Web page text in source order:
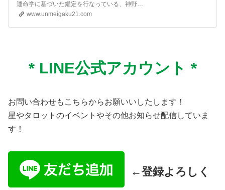
運命学に基づいた鑑定を行なっている、神野悠華です。京都市を中心に活動をしており、占星術やタロットで仕事や就職、人間関係など幅広い分野の鑑定を行なっています。手づくり市などのイベントでも簡易鑑定を行なっており、占い講座も定期的に開催中です。
www.unmeigaku21.com
* LINE公式アカウント *
お問い合わせもこちらからお願いいしたします！
星やタロットのイベントやその他お知らせ配信していま
す！
←登録よろしく